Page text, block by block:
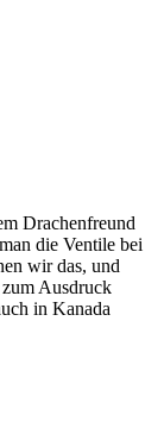
Drachenfreund
die Ventile bei
wir das, und
Ausdruck
in Kanada